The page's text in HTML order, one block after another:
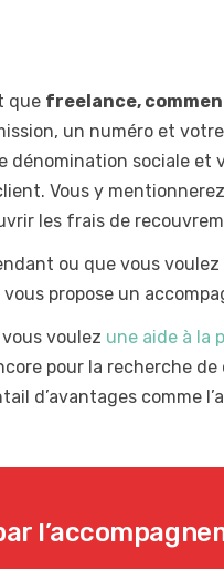
que freelance,
un numéro et
dénomination sociale et
Vous y
les frais de
ou que vous
propose un
voulez une aide à la
pour la recherche
d’avantages comme